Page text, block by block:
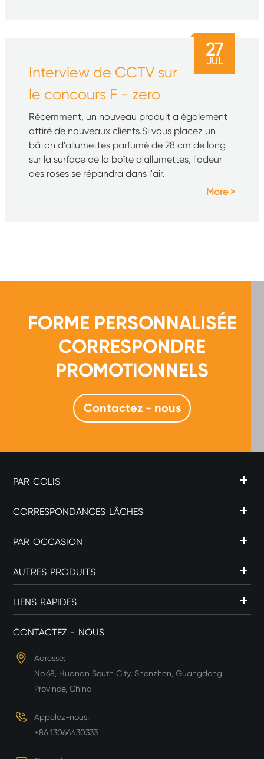
Interview de CCTV sur
le concours F - zero
Récemment, un nouveau produit a également
attiré de nouveaux clients.Si vous placez un
bâton d'allumettes parfumé de 28 cm de long
sur la surface de la boîte d'allumettes, l'odeur
des roses se répandra dans l'air.
More
27
JUL
FORME PERSONNALISÉE
CORRESPONDRE
PROMOTIONNELS
Contactez - nous
PAR COLIS
CORRESPONDANCES LÂCHES
PAR OCCASION
AUTRES PRODUITS
LIENS RAPIDES
CONTACTEZ - NOUS
Adresse:
No.68, Huanan South City, Shenzhen, Guangdong
Province, China
Appelez-nous:
+86 13064430333